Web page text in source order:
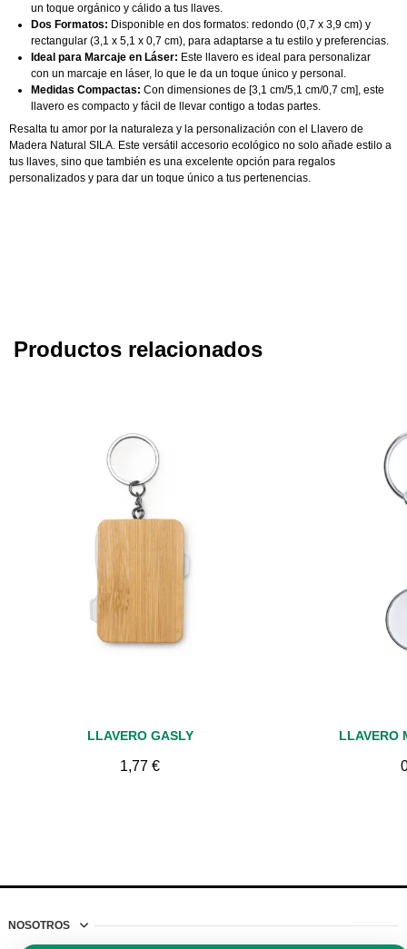
un toque orgánico y cálido a tus llaves.
Dos Formatos: Disponible en dos formatos: redondo (0,7 x 3,9 cm) y
rectangular (3,1 x 5,1 x 0,7 cm), para adaptarse a tu estilo y preferencias.
Ideal para Marcaje en Láser: Este llavero es ideal para personalizar
con un marcaje en láser, lo que le da un toque único y personal.
Medidas Compactas: Con dimensiones de [3,1 cm/5,1 cm/0,7 cm], este
llavero es compacto y fácil de llevar contigo a todas partes.
Resalta tu amor por la naturaleza y la personalización con el Llavero de
Madera Natural SILA. Este versátil accesorio ecológico no solo añade estilo a
tus llaves, sino que también es una excelente opción para regalos
personalizados y para dar un toque único a tus pertenencias.
Productos relacionados
Vista rápida
LLAVERO GASLY
1,77 €
LLAVERO
NOSOTROS